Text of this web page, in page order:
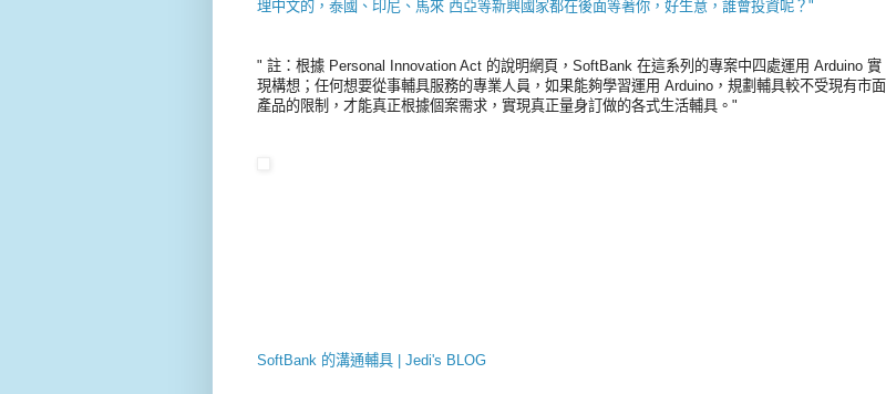
理中文的，泰國、印尼、馬來 西亞等新興國家都在後面等著你，好生意，誰會投資呢？"
" 註：根據 Personal Innovation Act 的說明網頁，SoftBank 在這系列的專案中四處運用 Arduino 實
現構想；任何想要從事輔具服務的專業人員，如果能夠學習運用 Arduino，規劃輔具較不受現有市面
產品的限制，才能真正根據個案需求，實現真正量身訂做的各式生活輔具。"
SoftBank 的溝通輔具 | Jedi's BLOG